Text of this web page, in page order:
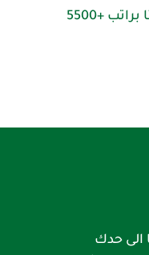
موظف/ة استقبال ونادل وباريستا براتب +5500
الى حدك